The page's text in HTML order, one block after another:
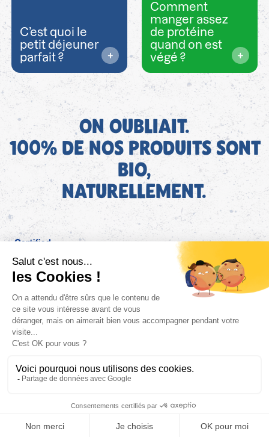
C’est quoi le
petit déjeuner
parfait ?
Comment
manger assez
de protéine
quand on est
végé ?
ON OUBLIAIT.
100% DE NOS PRODUITS SONT
BIO,
NATURELLEMENT.
FR
Bjorg pour les pros
Politique de confidentialité
Instagram Facebook
Retrouvez les informations AGEC de nos produits sur le site
This site is registered onwpml.orgas a development site. Switch to a production